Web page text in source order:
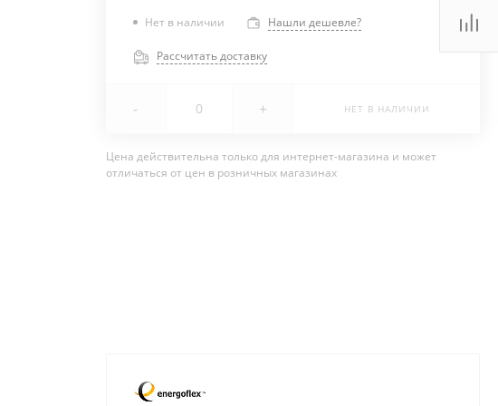
Нет в наличии Нашли дешевле?
Рассчитать доставку
- + НЕТ В НАЛИЧИИ
Цена действительна только для интернет-магазина и может
отличаться от цен в розничных магазинах